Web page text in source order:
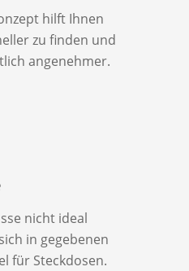
hilft Ihnen
zu finden und
angenehmer.
nicht ideal
in gegebenen
für Steckdosen.